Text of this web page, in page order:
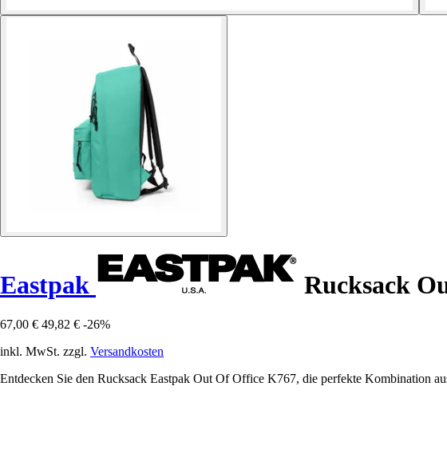
Eastpak Rucksack
67,00 € 49,82 € -26%
inkl. MwSt. zzgl. Versandkosten
Entdecken Sie den Rucksack Eastpak Out Of Office K767, die perfekte Kombination